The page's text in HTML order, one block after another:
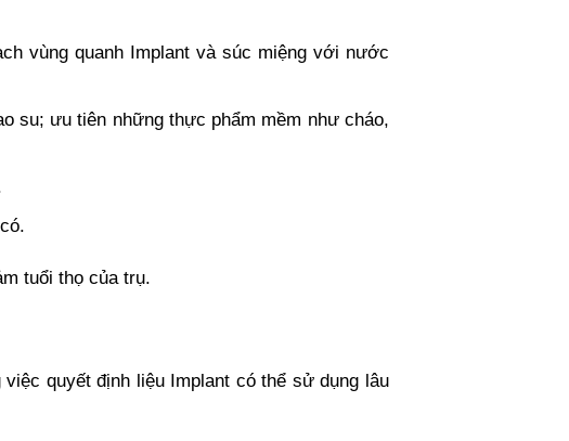
vùng quanh Implant và súc miệng với nước
su; ưu tiên những thực phẩm mềm như cháo,
tuổi thọ của trụ.
quyết định liệu Implant có thể sử dụng lâu